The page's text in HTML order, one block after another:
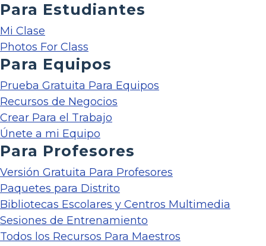
Para Estudiantes
Mi Clase
Photos For Class
Para Equipos
Prueba Gratuita Para Equipos
Recursos de Negocios
Crear Para el Trabajo
Únete a mi Equipo
Para Profesores
Versión Gratuita Para Profesores
Paquetes para Distrito
Bibliotecas Escolares y Centros Multimedia
Sesiones de Entrenamiento
Todos los Recursos Para Maestros